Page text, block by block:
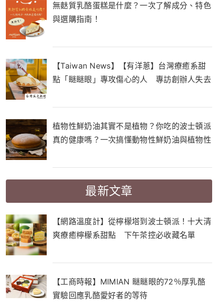
無麩質乳酪蛋糕是什麼？一次了解成分、特色
與選購指南！
【Taiwan News】【有洋蔥】台灣療癒系甜
點「瞇瞇眼」專攻傷心的人 專訪創辦人失去
植物性鮮奶油其實不是植物？你吃的波士頓派
真的健康嗎？一次搞懂動物性鮮奶油與植物性
最新文章
【網路溫度計】從檸檬塔到波士頓派！十大清
爽療癒檸檬系甜點 下午茶控必收藏名單
【工商時報】MIMIAN 瞇瞇眼的72％厚乳酪
實驗回應乳酪愛好者的等待